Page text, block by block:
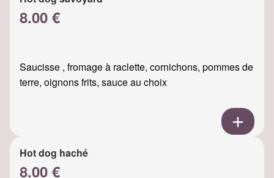
8.00 €
Saucisse , fromage à raclette, cornichons, pommes de
terre, oignons frits, sauce au choix
Hot dog haché
8.00 €